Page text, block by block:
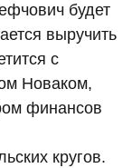
будет
выручить
с
Новаком,
финансов
кругов.